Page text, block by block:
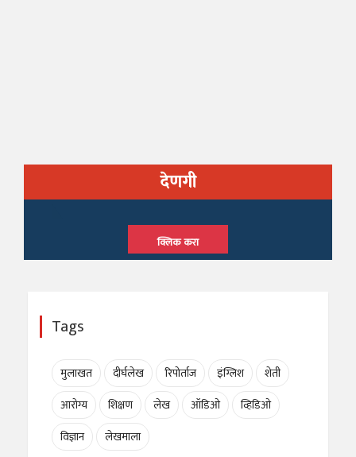
देणगी
क्लिक करा
Tags
मुलाखत दीर्घलेख रिपोर्ताज इंग्लिश
शेती
आरोग्य
शिक्षण लेख ऑडिओ
व्हिडिओ
विज्ञान
लेखमाला